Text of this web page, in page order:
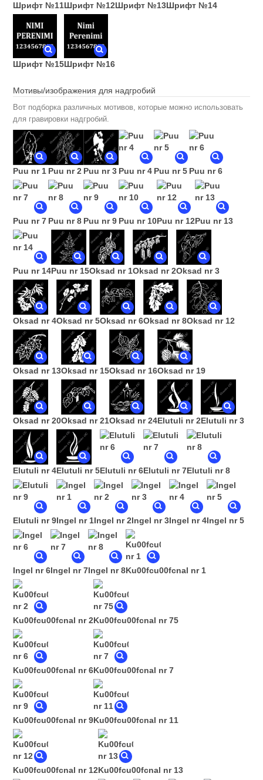
Шрифт №11Шрифт №12Шрифт №13Шрифт №14
Шрифт №15Шрифт №16
Мотивы/изображения для надгробий
Вот подборка различных мотивов, которые можно использовать
для гравировки надгробий.
Puu nr 1 Puu nr 2 Puu nr 3 Puu nr 4 Puu nr 5 Puu nr 6
Puu nr 7 Puu nr 8 Puu nr 9 Puu nr 10Puu nr 12Puu nr 13
Puu nr 14Puu nr 15Oksad nr 1Oksad nr 2Oksad nr 3
Oksad nr 4Oksad nr 5Oksad nr 6Oksad nr 8Oksad nr 12
Oksad nr 13Oksad nr 15Oksad nr 16Oksad nr 19
Oksad nr 20Oksad nr 21Oksad nr 24Elutuli nr 2Elutuli nr 3
Elutuli nr 4Elutuli nr 5Elutuli nr 6Elutuli nr 7Elutuli nr 8
Elutuli nr 9Ingel nr 1Ingel nr 2Ingel nr 3Ingel nr 4Ingel nr 5
Ingel nr 6Ingel nr 7Ingel nr 8Ku00fcu00fcnal nr 1
Ku00fcu00fcnal nr 2Ku00fcu00fcnal nr 75
Ku00fcu00fcnal nr 6Ku00fcu00fcnal nr 7
Ku00fcu00fcnal nr 9Ku00fcu00fcnal nr 11
Ku00fcu00fcnal nr 12Ku00fcu00fcnal nr 13